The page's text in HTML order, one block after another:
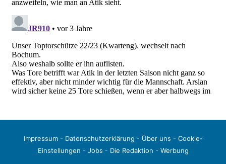
Impressum- Datenschutzerklärung - Über uns - Cookie-
Einstellungen - Jobs - Die Redaktion - Werbung